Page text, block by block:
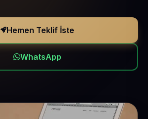
Hemen Teklif İste
WhatsApp